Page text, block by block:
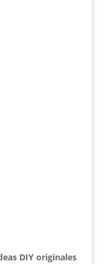
DIY originales